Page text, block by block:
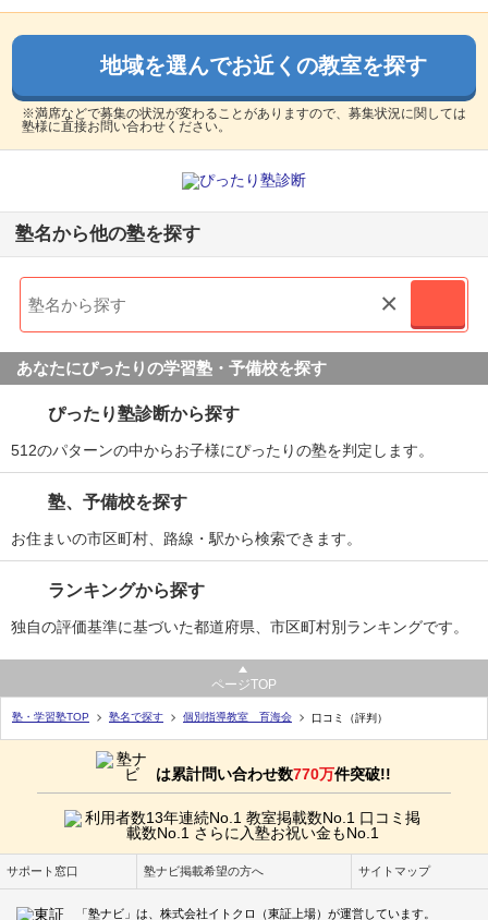
地域を選んでお近くの教室を探す
※満席などで募集の状況が変わることがありますので、募集状況に関しては
塾様に直接お問い合わせください。
塾名から他の塾を探す
×
あなたにぴったりの学習塾・予備校を探す
ぴったり塾診断から探す
512のパターンの中からお子様にぴったりの塾を判定します。
塾、予備校を探す
お住まいの市区町村、路線・駅から検索できます。
ランキングから探す
独自の評価基準に基づいた都道府県、市区町村別ランキングです。
ページTOP
塾・学習塾TOP 塾名で探す 個別指導教室 育海会 口コミ（評判）
は累計問い合わせ数770万件突破!!
サポート窓口 塾ナビ掲載希望の方へ サイトマップ
「塾ナビ」は、株式会社イトクロ（東証上場）が運営しています。